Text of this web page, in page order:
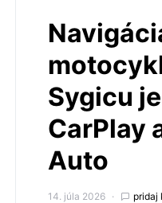
Sygicu
CarPlay
Auto
14. júla 2026 pridaj